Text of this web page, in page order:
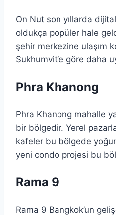
On Nut son yıllarda
oldukça popüler hale
şehir merkezine ulaşım
Sukhumvit’e göre daha
Phra Khanong
Phra Khanong mahalle
bir bölgedir. Yerel
kafeler bu bölgede
yeni condo projesi bu
Rama 9
Rama 9 Bangkok’un